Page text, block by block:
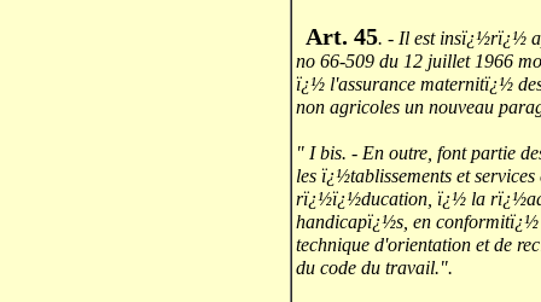
Art. 45. - Il est insï¿½rï¿½
no 66-509 du 12 juillet 1966
ï¿½ l'assurance maternitï¿½
non agricoles un nouveau
" I bis. - En outre, font partie
les ï¿½tablissements et
rï¿½ï¿½ducation, ï¿½ la
handicapï¿½s, en
technique d'orientation et de
du code du travail.".